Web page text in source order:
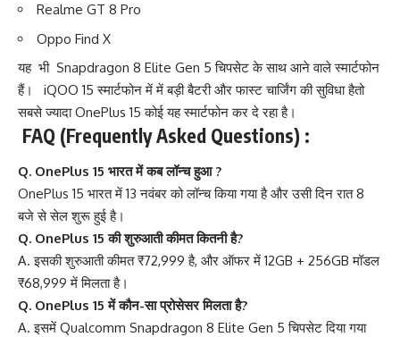
Realme GT 8 Pro
Oppo Find X
यह भी Snapdragon 8 Elite Gen 5 चिपसेट के साथ आने वाले स्मार्टफोन
हैं।
iQOO 15 स्मार्टफोन में में बड़ी बैटरी और फास्ट चार्जिंग की सुविधा हैतो
सबसे ज्यादा OnePlus 15 कोई यह स्मार्टफोन कर दे रहा है।
FAQ (Frequently Asked Questions) :
Q. OnePlus 15 भारत में कब लॉन्च हुआ ?
OnePlus 15 भारत में 13 नवंबर को लॉन्च किया गया है और उसी दिन रात 8
बजे से सेल शुरू हुई है।
Q. OnePlus 15 की शुरुआती कीमत कितनी है?
A. इसकी शुरुआती कीमत ₹72,999 है, और ऑफर में 12GB + 256GB मॉडल
₹68,999 में मिलता है।
Q. OnePlus 15 में कौन-सा प्रोसेसर मिलता है?
A. इसमें Qualcomm Snapdragon 8 Elite Gen 5 चिपसेट दिया गया